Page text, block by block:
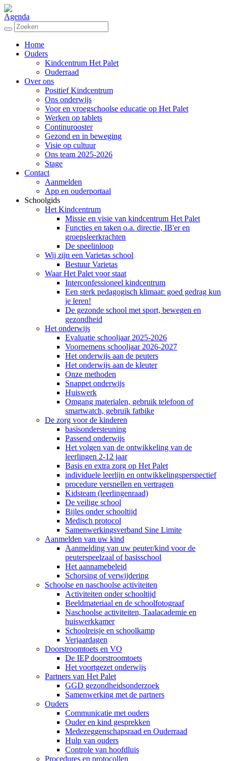
Agenda
Home
Ouders
Kindcentrum Het Palet
Ouderraad
Over ons
Positief Kindcentrum
Ons onderwijs
Voor en vroegschoolse educatie op Het Palet
Werken op tablets
Continurooster
Gezond en in beweging
Visie op cultuur
Ons team 2025-2026
Stage
Contact
Aanmelden
App en ouderportaal
Schoolgids
Het Kindcentrum
Missie en visie van kindcentrum Het Palet
Functies en taken o.a. directie, IB'er en
groepsleerkrachten
De speelinloop
Wij zijn een Varietas school
Bestuur Varietas
Waar Het Palet voor staat
Interconfessioneel kindcentrum
Een sterk pedagogisch klimaat: goed gedrag kun
je leren!
De gezonde school met sport, bewegen en
gezondheid
Het onderwijs
Evaluatie schooljaar 2025-2026
Voornemens schooljaar 2026-2027
Het onderwijs aan de peuters
Het onderwijs aan de kleuter
Onze methoden
Snappet onderwijs
Huiswerk
Omgang materialen, gebruik telefoon of
smartwatch, gebruik fatbike
De zorg voor de kinderen
basisondersteuning
Passend onderwijs
Het volgen van de ontwikkeling van de
leerlingen 2-12 jaar
Basis en extra zorg op Het Palet
individuele leerlijn en ontwikkelingsperspectief
procedure versnellen en vertragen
Kidsteam (leerlingenraad)
De veilige school
Bijles onder schooltijd
Medisch protocol
Samenwerkingsverband Sine Limite
Aanmelden van uw kind
Aanmelding van uw peuter/kind voor de
peuterspeelzaal of basisschool
Het aannamebeleid
Schorsing of verwijdering
Schoolse en naschoolse activiteiten
Activiteiten onder schooltijd
Beeldmateriaal en de schoolfotograaf
Naschoolse activiteiten, Taalacademie en
huiswerkkamer
Schoolreisje en schoolkamp
Verjaardagen
Doorstroomtoets en VO
De IEP doorstroomtoets
Het voortgezet onderwijs
Partners van Het Palet
GGD gezondheidsonderzoek
Samenwerking met de partners
Ouders
Communicatie met ouders
Ouder en kind gesprekken
Medezeggenschapsraad en Ouderraad
Hulp van ouders
Controle van hoofdluis
Procedures en protocollen